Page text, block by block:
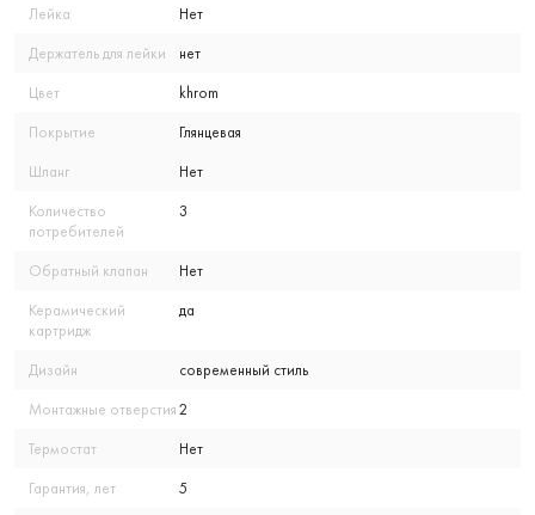
Лейка Нет
Держатель для лейки нет
Цвет khrom
Покрытие Глянцевая
Шланг Нет
Количество
потребителей
3
Обратный клапан Нет
Керамический
картридж
да
Дизайн современный стиль
Монтажные отверстия 2
Термостат Нет
Гарантия, лет 5